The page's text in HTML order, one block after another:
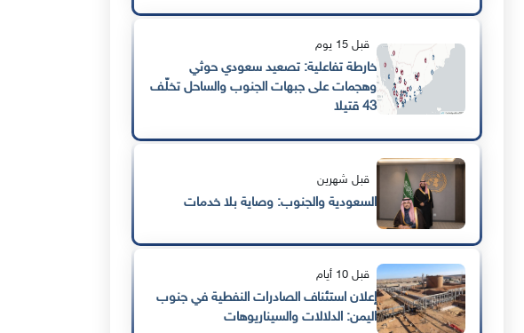
قبل 15 يوم
خارطة تفاعلية: تصعيد سعودي حوثي
وهجمات على جبهات الجنوب والساحل تخلّف
43 قتيلا
قبل شهرين
السعودية والجنوب: وصاية بلا خدمات
قبل 10 أيام
إعلان استئناف الصادرات النفطية في جنوب
اليمن: الدلالات والسيناريوهات